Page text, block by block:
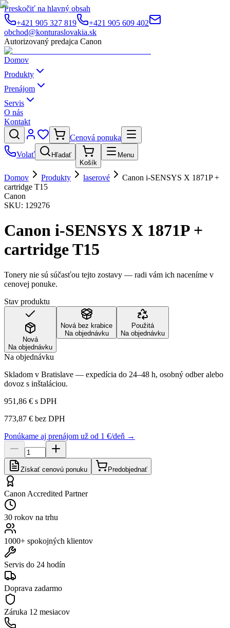
Preskočiť na hlavný obsah
+421 905 327 819
+421 905 609 402
obchod@konturaslovakia.sk
Autorizovaný predajca Canon
Domov
Produkty
Prenájom
Servis
O nás
Kontakt
Cenová ponuka
Volať
Hľadať
Košík
Menu
Domov Produkty laserové
Canon i-SENSYS X 1871P +
cartridge T15
Canon
SKU: 129276
Canon i-SENSYS X 1871P +
cartridge T15
Tonery nie sú súčasťou tejto zostavy — radi vám ich naceníme v
cenovej ponuke.
Stav produktu
Nová
Na objednávku
Nová bez krabice
Na objednávku
Použitá
Na objednávku
Na objednávku
Skladom v Bratislave — expedícia do 24–48 h, osobný odber alebo
dovoz s inštaláciou.
951,86 € s DPH
773,87 € bez DPH
Ponúkame aj prenájom už od 1 €/deň →
Získať cenovú ponuku Predobjednať
Canon Accredited Partner
30 rokov na trhu
1000+ spokojných klientov
Servis do 24 hodín
Doprava zadarmo
Záruka 12 mesiacov